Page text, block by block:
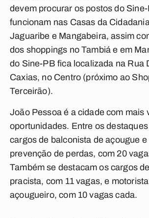
devem procurar os postos do
funcionam nas Casas da
Jaguaribe e Mangabeira, assim
dos shoppings no Tambiá e em
do Sine-PB fica localizada na Rua
Caxias, no Centro (próximo ao
Terceirão).
João Pessoa é a cidade com mais
oportunidades. Entre os
cargos de balconista de açougue e
prevenção de perdas, com 20
Também se destacam os cargos
pracista, com 11 vagas, e
açougueiro, com 10 vagas cada.